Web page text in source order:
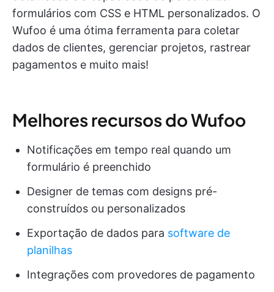
formulários com CSS e HTML personalizados. O
Wufoo é uma ótima ferramenta para coletar
dados de clientes, gerenciar projetos, rastrear
pagamentos e muito mais!
Melhores recursos do Wufoo
Notificações em tempo real quando um
formulário é preenchido
Designer de temas com designs pré-
construídos ou personalizados
Exportação de dados para software de
planilhas
Integrações com provedores de pagamento